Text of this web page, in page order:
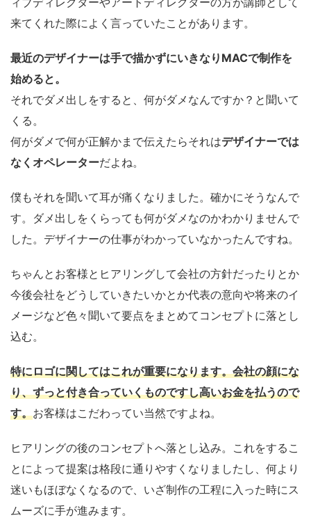
来てくれた際によく言っていたことがあります。
最近のデザイナーは手で描かずにいきなりMACで制作を
始めると。
それでダメ出しをすると、何がダメなんですか？と聞いて
くる。
何がダメで何が正解かまで伝えたらそれはデザイナーでは
なくオペレーターだよね。
僕もそれを聞いて耳が痛くなりました。確かにそうなんで
す。ダメ出しをくらっても何がダメなのかわかりませんで
した。デザイナーの仕事がわかっていなかったんですね。
ちゃんとお客様とヒアリングして会社の方針だったりとか
今後会社をどうしていきたいかとか代表の意向や将来のイ
メージなど色々聞いて要点をまとめてコンセプトに落とし
込む。
特にロゴに関してはこれが重要になります。会社の顔にな
り、ずっと付き合っていくものですし高いお金を払うので
す。お客様はこだわってい当然ですよね。
ヒアリングの後のコンセプトへ落とし込み。これをするこ
とによって提案は格段に通りやすくなりましたし、何より
迷いもほぼなくなるので、いざ制作の工程に入った時にス
ムーズに手が進みます。